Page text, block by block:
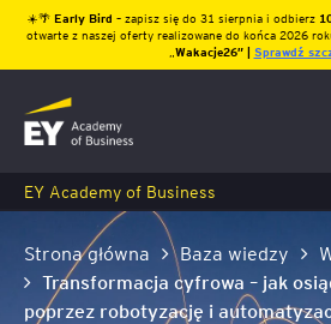
☀️🌴 Early Bird – zapisz się do 31 sierpnia i odbierz
otwarte z naszej oferty realizowane do końca 2026
Wakacje26″ | Sprawdź
EY Academy of Business
Strona główna Baza wiedzy
Transformacja cyfrowa – jak
poprzez robotyzację i